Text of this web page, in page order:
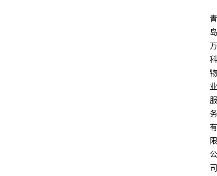
青
岛
万
科
物
业
服
务
有
限
公
司